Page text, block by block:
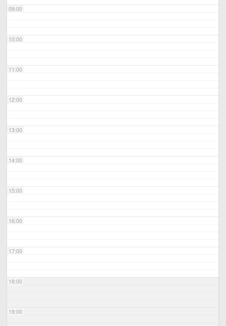
09:00
10:00
11:00
12:00
13:00
14:00
15:00
16:00
17:00
18:00
19:00